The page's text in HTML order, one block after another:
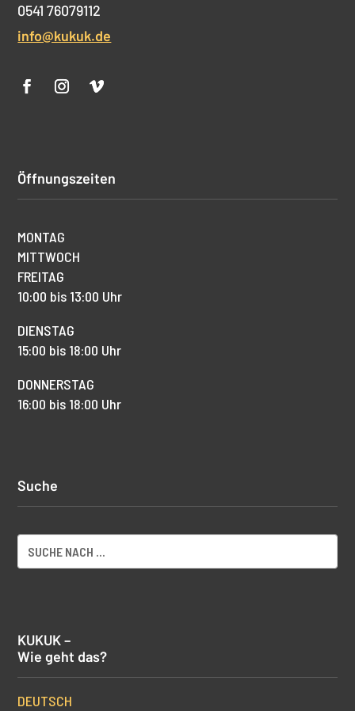
0541 76079112
info@kukuk.de
Öffnungszeiten
MONTAG
MITTWOCH
FREITAG
10:00 bis 13:00 Uhr
DIENSTAG
15:00 bis 18:00 Uhr
DONNERSTAG
16:00 bis 18:00 Uhr
Suche
KUKUK –
Wie geht das?
DEUTSCH